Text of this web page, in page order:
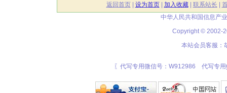
返回首页| 设为首页| 加入收藏| 联系站长
中华人民共和国信息产
Copyright © 2002-
本站会员客服：
〖代写专用微信号：W912986 代写专用